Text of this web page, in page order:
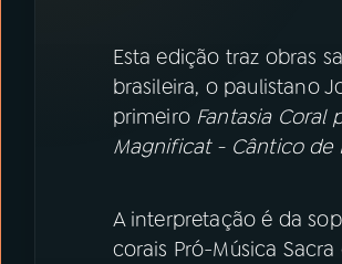
YouTube Facebook
Instagram X
Esta edição traz obras
brasileira, o paulistano
primeiro Fantasia Coral
Magnificat - Cântico de
A interpretação é da
corais Pró-Música